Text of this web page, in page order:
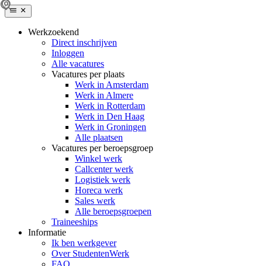
Werkzoekend
Direct inschrijven
Inloggen
Alle vacatures
Vacatures per plaats
Werk in Amsterdam
Werk in Almere
Werk in Rotterdam
Werk in Den Haag
Werk in Groningen
Alle plaatsen
Vacatures per beroepsgroep
Winkel werk
Callcenter werk
Logistiek werk
Horeca werk
Sales werk
Alle beroepsgroepen
Traineeships
Informatie
Ik ben werkgever
Over StudentenWerk
FAQ